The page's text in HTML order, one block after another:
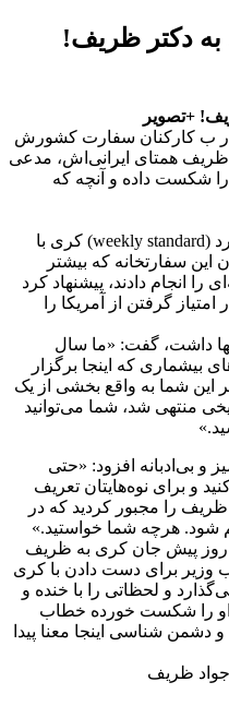
به دکتر ظریف!
+تصویر
ب کارکنان سفارت کشورش
همتای ایرانی‌اش، مدعی
شکست داده و آنچه که
به نوشته وبگاه نشریه ویکلی استاندارد (weekly standard) کری با
سفارتخانه که بیشتر
انجام دادند، پیشنهاد کرد
گرفتن از آمریکا را
داشت، گفت: «ما سال
که اینجا برگزار
این شما به واقع بخشی از یک
منتهی شد، شما می‌توانید
و بی‌ادبانه افزود: «حتی
و برای نوه‌هایتان تعریف
را مجبور کردید که در
شود. هرچه شما خواستید.»
روز پیش جان کری به ظریف
وزیر برای دست دادن با کری
و لحظاتی را با خنده و
او را شکست خورده خطاب
شناسی اینجا معنا پیدا
ظریف